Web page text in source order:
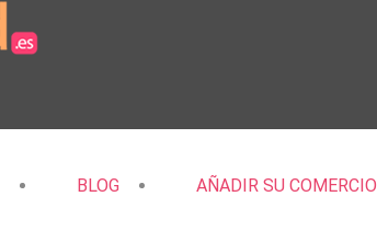
BLOG AÑADIR SU COMERCIO